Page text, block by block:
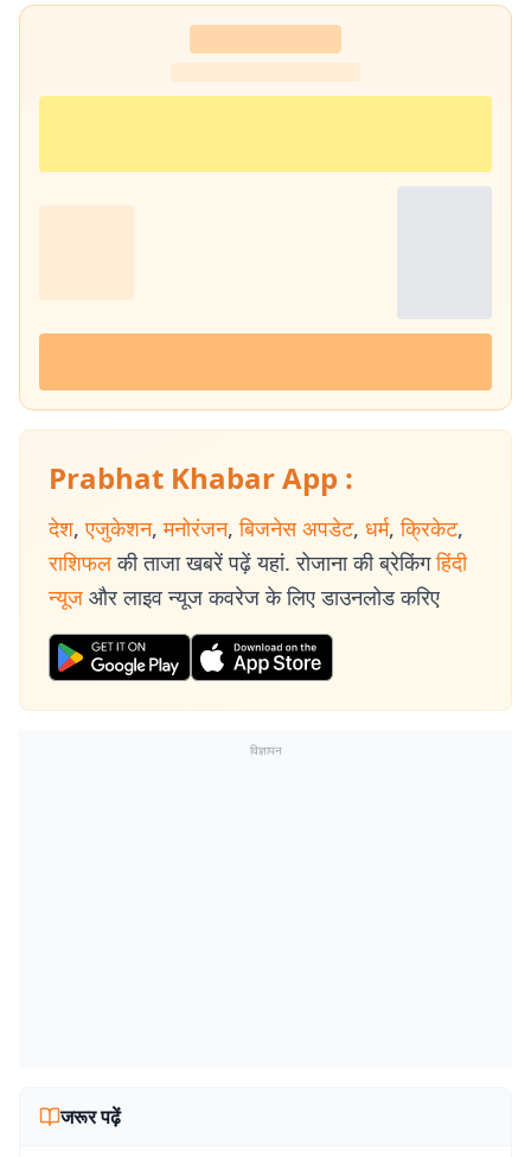
Prabhat Khabar App :
देश, एजुकेशन, मनोरंजन, बिजनेस अपडेट, धर्म, क्रिकेट,
राशिफल की ताजा खबरें पढ़ें यहां. रोजाना की ब्रेकिंग हिंदी
न्यूज और लाइव न्यूज कवरेज के लिए डाउनलोड करिए
विज्ञापन
जरूर पढ़ें